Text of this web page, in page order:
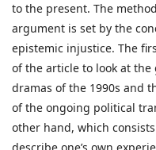
to the present. The
argument is set by the
epistemic injustice. The
of the article to look at
dramas of the 1990s and
of the ongoing political
other hand, which